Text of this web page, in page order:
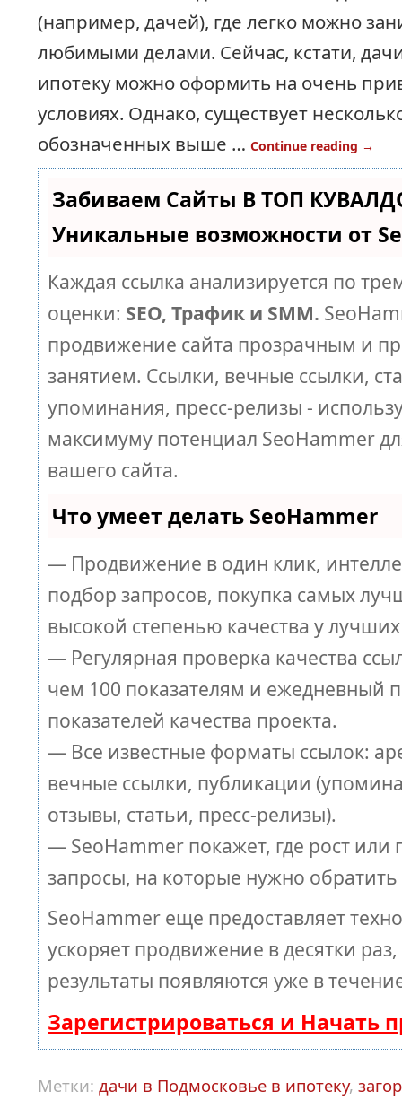
(например, дачей), где легко можно
любимыми делами. Сейчас, кстати,
ипотеку можно оформить на очень
условиях. Однако, существует
обозначенных выше … Continue reading →
Забиваем Сайты В ТОП
Уникальные возможности от
Каждая ссылка анализируется по
оценки: SEO, Трафик и SMM.
продвижение сайта прозрачным и
занятием. Ссылки, вечные ссылки,
упоминания, пресс-релизы -
максимуму потенциал SeoHammer
вашего сайта.
Что умеет делать SeoHammer
— Продвижение в один клик,
подбор запросов, покупка самых
высокой степенью качества у
— Регулярная проверка качества
чем 100 показателям и ежедневный
показателей качества проекта.
— Все известные форматы ссылок:
вечные ссылки, публикации
отзывы, статьи, пресс-релизы).
— SeoHammer покажет, где рост или
запросы, на которые нужно
SeoHammer еще предоставляет
ускоряет продвижение в десятки
результаты появляются уже в
Зарегистрироваться и Начать
Метки: дачи в Подмосковье в ипотеку,